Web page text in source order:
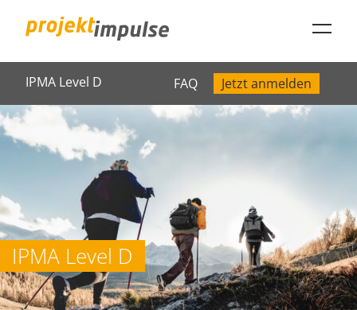
projektimpulse GmbH
IPMA Level D FAQ Jetzt anmelden
IPMA Level D